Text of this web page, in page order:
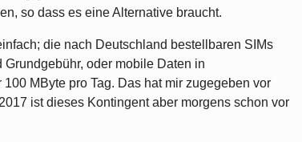
so dass es eine Alternative braucht.
die nach Deutschland bestellbaren SIMs
oder mobile Daten in
MByte pro Tag. Das hat mir zugegeben vor
ist dieses Kontingent aber morgens schon vor